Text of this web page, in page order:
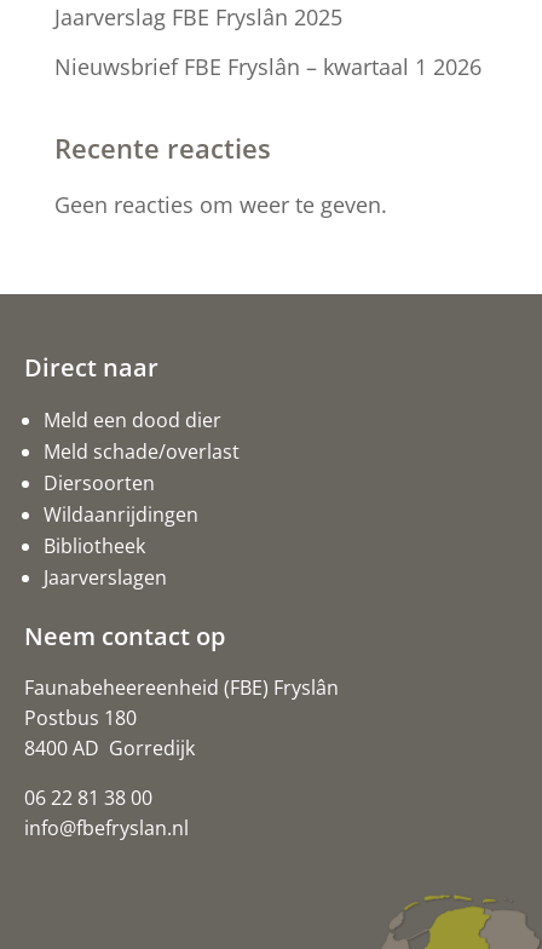
Jaarverslag FBE Fryslân 2025
Nieuwsbrief FBE Fryslân – kwartaal 1 2026
Recente reacties
Geen reacties om weer te geven.
Direct naar
Meld een dood dier
Meld schade/overlast
Diersoorten
Wildaanrijdingen
Bibliotheek
Jaarverslagen
Neem contact op
Faunabeheereenheid (FBE) Fryslân
Postbus 180
8400 AD Gorredijk
06 22 81 38 00
info@fbefryslan.nl